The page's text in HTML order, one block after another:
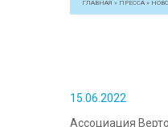
ГЛАВНАЯ » ПРЕССА »
15.06.2022
Ассоциация